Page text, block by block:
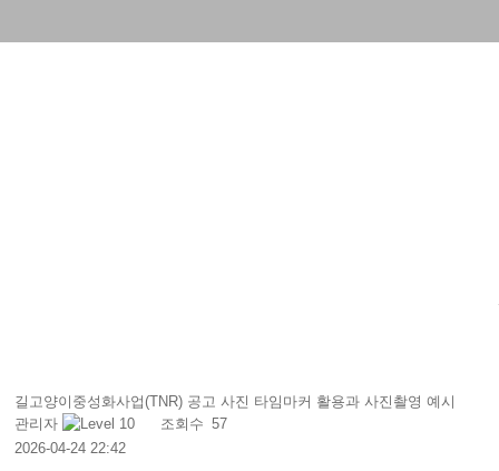
길고양이중성화사업(TNR) 공고 사진 타임마커 활용과 사진촬영 예시
관리자
조회수 57
2026-04-24 22:42